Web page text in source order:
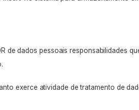
de dados pessoais responsabilidades
exerce atividade de tratamento de